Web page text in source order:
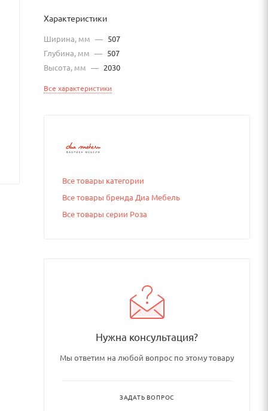
Характеристики
Ширина, мм — 507
Глубина, мм — 507
Высота, мм — 2030
Все характеристики
Все товары категории
Все товары бренда Диа Мебель
Все товары серии Роза
Нужна консультация?
Мы ответим на любой вопрос по этому товару
ЗАДАТЬ ВОПРОС